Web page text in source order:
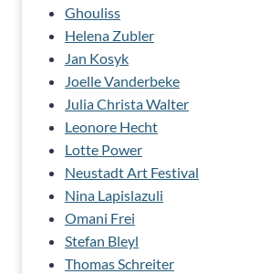
Ghouliss
Helena Zubler
Jan Kosyk
Joelle Vanderbeke
Julia Christa Walter
Leonore Hecht
Lotte Power
Neustadt Art Festival
Nina Lapislazuli
Omani Frei
Stefan Bleyl
Thomas Schreiter